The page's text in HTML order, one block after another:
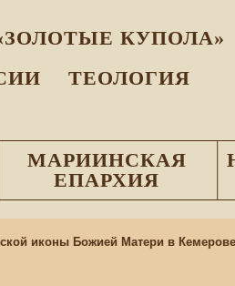
КУПОЛА»
ТЕОЛОГИЯ
МАРИИНСКАЯ
ЕПАРХИЯ
иконы Божией Матери в Кемерове